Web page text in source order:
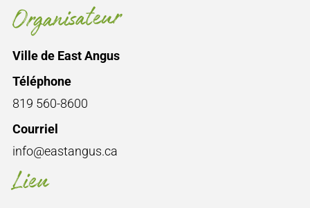
Lieu
Organisateur
Ville de East Angus
Téléphone
819 560-8600
Courriel
info@eastangus.ca